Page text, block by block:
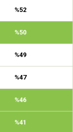
%52
%50
%49
%47
%46
%41